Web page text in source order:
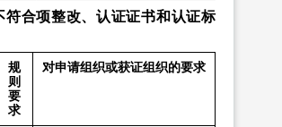
符合项整改、认证证书和认证标
规
则
要
求
对申请组织或获证组织的要求